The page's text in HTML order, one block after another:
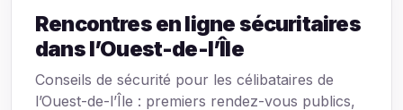
Rencontres en ligne sécuritaires
dans l’Ouest-de-l’Île
Conseils de sécurité pour les célibataires de
l’Ouest-de-l’Île : premiers rendez-vous publics,